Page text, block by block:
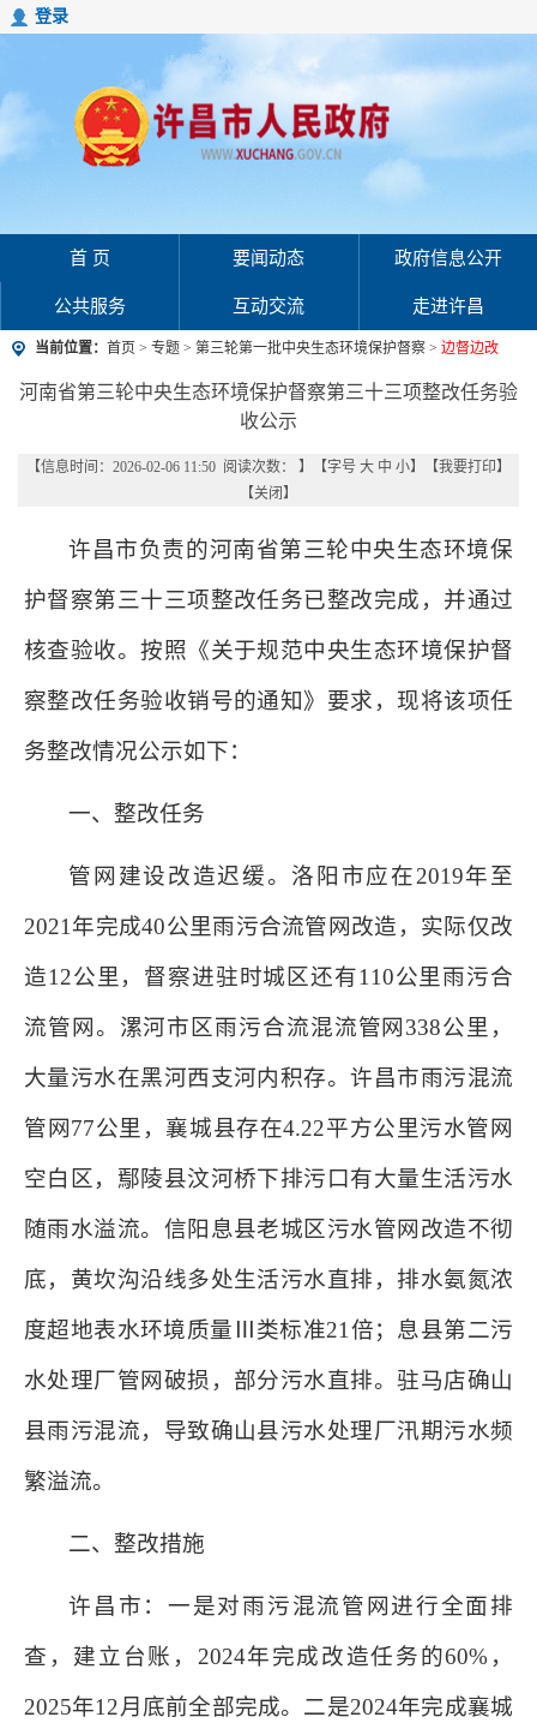
登录
首 页 要闻动态 政府信息公开
公共服务 互动交流 走进许昌
当前位置： 首页 > 专题 > 第三轮第一批中央生态环境保护督察 > 边督边改
河南省第三轮中央生态环境保护督察第三十三项整改任务验
收公示
【信息时间：2026-02-06 11:50 阅读次数： 】【字号 大 中 小】【我要打印】
【关闭 】
许昌市负责的河南省第三轮中央生态环境保
护督察第三十三项整改任务已整改完成，并通过
核查验收。按照《关于规范中央生态环境保护督
察整改任务验收销号的通知》要求，现将该项任
务整改情况公示如下：
一、整改任务
管网建设改造迟缓。洛阳市应在2019年至
2021年完成40公里雨污合流管网改造，实际仅改
造12公里，督察进驻时城区还有110公里雨污合
流管网。漯河市区雨污合流混流管网338公里，
大量污水在黑河西支河内积存。许昌市雨污混流
管网77公里，襄城县存在4.22平方公里污水管网
空白区，鄢陵县汶河桥下排污口有大量生活污水
随雨水溢流。信阳息县老城区污水管网改造不彻
底，黄坎沟沿线多处生活污水直排，排水氨氮浓
度超地表水环境质量Ⅲ类标准21倍；息县第二污
水处理厂管网破损，部分污水直排。驻马店确山
县雨污混流，导致确山县污水处理厂汛期污水频
繁溢流。
二、整改措施
许昌市：一是对雨污混流管网进行全面排
查，建立台账，2024年完成改造任务的60%，
2025年12月底前全部完成。二是2024年完成襄城